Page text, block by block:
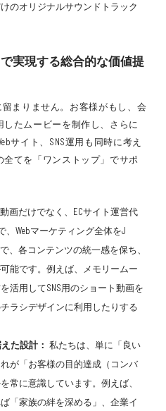
のオリジナルサウンドトラック
実現する総合的な価値提
留まりません。お客様がもし、会
たムービーを制作し、さらに
サイト、SNS運用も同時に考え
てを「ワンストップ」でサポ
動画だけでなく、ECサイト運営代
、Webマーケティング全体をJ
、各コンテンツの統一感を保ち、
能です。例えば、メモリームー
活用してSNS用のショート動画を
ラシデザインに利用したりする
た設計： 私たちは、単に「良い
が「お客様の目的達成（コンバ
常に意識しています。例えば、
「家族の絆を深める」、企業イ